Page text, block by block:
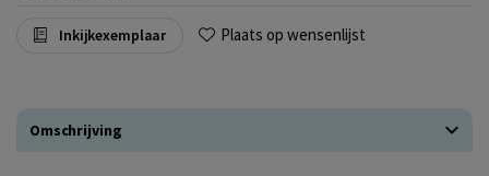
Inkijkexemplaar Plaats op wensenlijst
Omschrijving